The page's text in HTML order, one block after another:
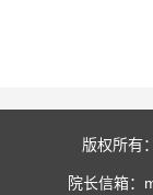
版权所有
院长信箱：